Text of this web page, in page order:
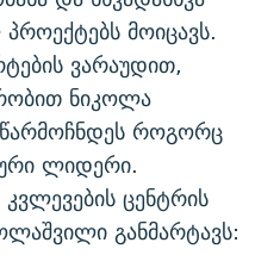
მოიცავს.
ვარაუდით,
ნიკოლა
როგორც
ლიდერი.
ცენტრის
განმარტავს: